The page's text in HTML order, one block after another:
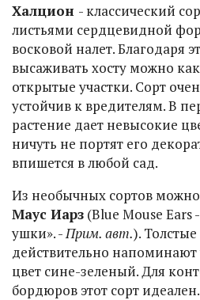
Халцион - классический
листьями сердцевидной
восковой налет. Благодаря
высаживать хосту можно
открытые участки. Сорт
устойчив к вредителям. В
растение дает невысокие
ничуть не портят его
впишется в любой сад.
Из необычных сортов
Маус Иарз (Blue Mouse
ушки». - Прим. авт.).
действительно
цвет сине-зеленый. Для
бордюров этот сорт идеален.